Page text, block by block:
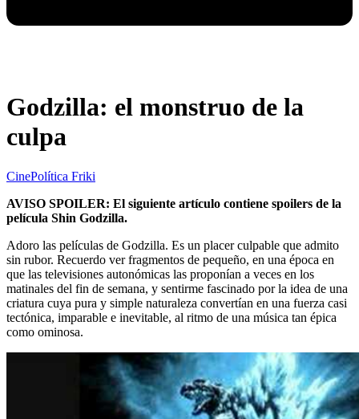
Godzilla: el monstruo de la
culpa
CinePolítica Friki
AVISO SPOILER: El siguiente artículo contiene spoilers de la
película Shin Godzilla.
Adoro las películas de Godzilla. Es un placer culpable que admito
sin rubor. Recuerdo ver fragmentos de pequeño, en una época en
que las televisiones autonómicas las proponían a veces en los
matinales del fin de semana, y sentirme fascinado por la idea de una
criatura cuya pura y simple naturaleza convertían en una fuerza casi
tectónica, imparable e inevitable, al ritmo de una música tan épica
como ominosa.